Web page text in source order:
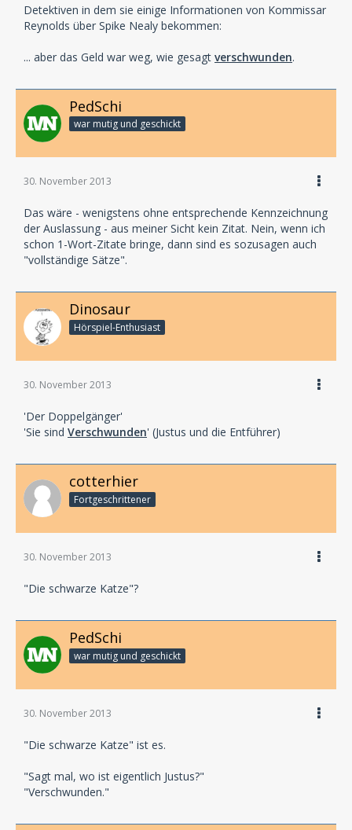
Detektiven in dem sie einige Informationen von Kommissar
Reynolds über Spike Nealy bekommen:
... aber das Geld war weg, wie gesagt verschwunden.
PedSchi
war mutig und geschickt
30. November 2013
Das wäre - wenigstens ohne entsprechende Kennzeichnung
der Auslassung - aus meiner Sicht kein Zitat. Nein, wenn ich
schon 1-Wort-Zitate bringe, dann sind es sozusagen auch
"vollständige Sätze".
Dinosaur
Hörspiel-En­thu­si­ast
30. November 2013
'Der Doppelgänger'
'Sie sind Verschwunden' (Justus und die Entführer)
cotterhier
Fortgeschrittener
30. November 2013
"Die schwarze Katze"?
PedSchi
war mutig und geschickt
30. November 2013
"Die schwarze Katze" ist es.
"Sagt mal, wo ist eigentlich Justus?"
"Verschwunden."